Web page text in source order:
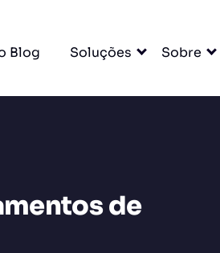
Blog Soluções Sobre
de